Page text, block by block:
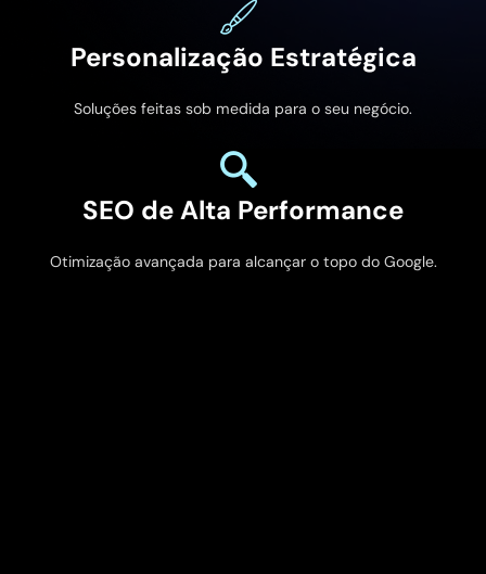
Personalização Estratégica
Soluções feitas sob medida para o seu negócio.
SEO de Alta Performance
Otimização avançada para alcançar o topo do Google.